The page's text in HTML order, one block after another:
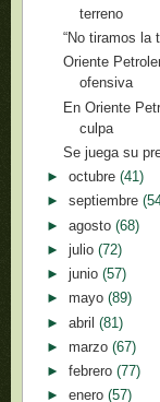
terreno
“No tiramos la
Oriente
ofensiva
En Oriente
culpa
Se juega su
► octubre (41)
► septiembre
► agosto (68)
► julio (72)
► junio (57)
► mayo (89)
► abril (81)
► marzo (67)
► febrero (77)
► enero (57)